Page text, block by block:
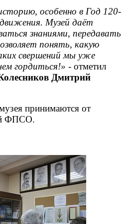
особенно в Год 120-
Музей даёт
знаниями, передавать
понять, какую
свершений мы уже
гордиться!» - отметил
Дмитрий
принимаются от
ФПСО.